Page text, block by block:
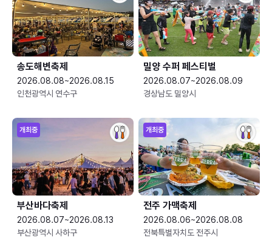
송도해변축제
2026.08.08~2026.08.15
인천광역시 연수구
밀양 수퍼 페스티벌
2026.08.07~2026.08.09
경상남도 밀양시
개최중
부산바다축제
2026.08.07~2026.08.13
부산광역시 사하구
개최중
전주 가맥축제
2026.08.06~2026.08.08
전북특별자치도 전주시